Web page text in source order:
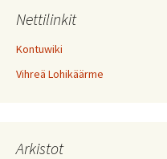
Nettilinkit
Kontuwiki
Vihreä Lohikäärme
Arkistot